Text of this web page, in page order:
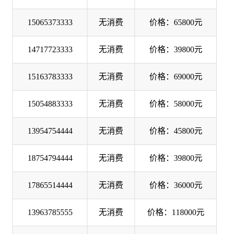
15065373333 无消费 价格：65800元
14717723333 无消费 价格：39800元
15163783333 无消费 价格：69000元
15054883333 无消费 价格：58000元
13954754444 无消费 价格：45800元
18754794444 无消费 价格：39800元
17865514444 无消费 价格：36000元
13963785555 无消费 价格：118000元